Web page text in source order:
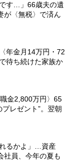
す…」66歳夫の遺
が〈無税〉で済ん
年金月14万円・72
待ち続けた家族か
金2,800万円〉65
レゼント”。翌朝
れるかよ」…資産
社員、今年の夏も